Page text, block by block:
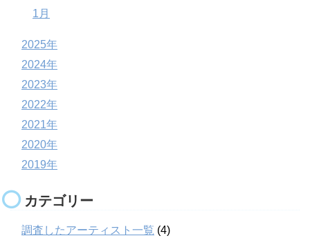
1月
2025年
2024年
2023年
2022年
2021年
2020年
2019年
カテゴリー
調査したアーティスト一覧 (4)